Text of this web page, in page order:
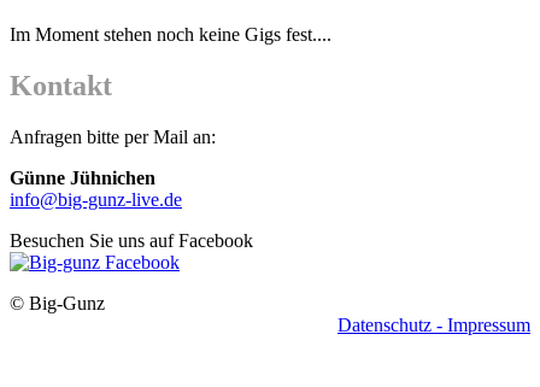
Im Moment stehen noch keine Gigs fest....
Kontakt
Anfragen bitte per Mail an:
Günne Jühnichen
info@big-gunz-live.de
Besuchen Sie uns auf Facebook
© Big-Gunz
Datenschutz - Impressum